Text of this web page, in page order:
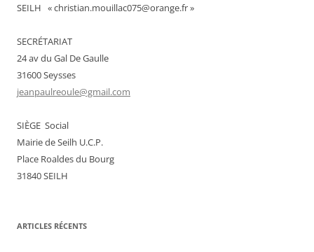
SEILH « christian.mouillac075@orange.fr »
SECRÉTARIAT
24 av du Gal De Gaulle
31600 Seysses
jeanpaulreoule@gmail.com
SIÈGE Social
Mairie de Seilh U.C.P.
Place Roaldes du Bourg
31840 SEILH
ARTICLES RÉCENTS